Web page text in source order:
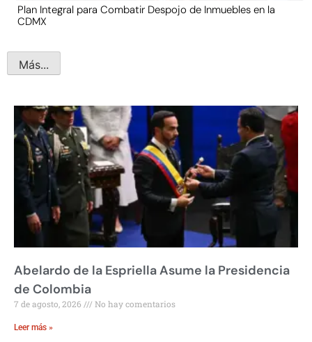
Plan Integral para Combatir Despojo de Inmuebles en la
CDMX
Más...
Abelardo de la Espriella Asume la Presidencia
de Colombia
7 de agosto, 2026 No hay comentarios
Leer más »